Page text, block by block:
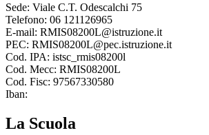
Sede: Viale C.T. Odescalchi 75
Telefono: 06 121126965
E-mail: RMIS08200L@istruzione.it
PEC: RMIS08200L@pec.istruzione.it
Cod. IPA: istsc_rmis08200l
Cod. Mecc: RMIS08200L
Cod. Fisc: 97567330580
Iban:
La Scuola